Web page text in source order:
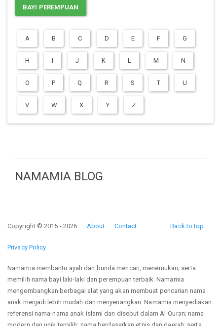
BAYI PEREMPUAN
A B C D E F G
H I J K L M N
O P Q R S T U
V W X Y Z
NAMAMIA BLOG
Back to top
Copyright © 2015 - 2026 About Contact
Privacy Policy
Namamia membantu ayah dan bunda mencari, menemukan, serta
memilih nama bayi laki-laki dan perempuan terbaik. Namamia
mengembangkan berbagai alat yang akan membuat pencarian nama
anak menjadi lebih mudah dan menyenangkan. Namamia menyediakan
referensi nama-nama anak islami dan disebut dalam Al-Quran; nama